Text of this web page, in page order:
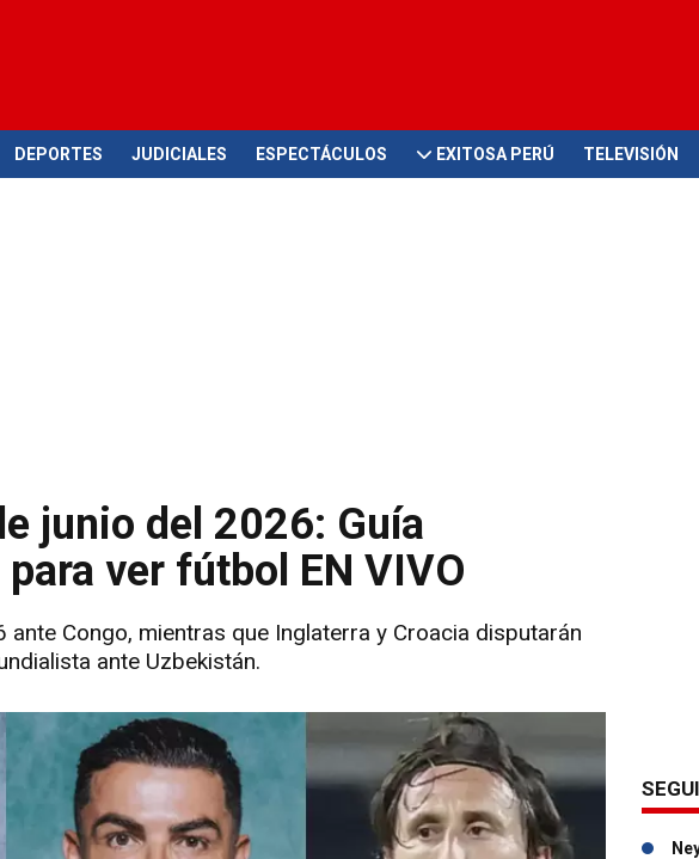
DEPORTES JUDICIALES ESPECTÁCULOS EXITOSA PERÚ TELEVISIÓN
junio del 2026: Guía
ver fútbol EN VIVO
Congo, mientras que Inglaterra y Croacia disputarán
ante Uzbekistán.